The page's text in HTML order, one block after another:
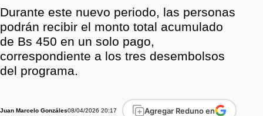
Durante este nuevo periodo, las personas
podrán recibir el monto total acumulado
de Bs 450 en un solo pago,
correspondiente a los tres desembolsos
del programa.
Juan Marcelo Gonzáles08/04/2026 20:17 Agregar Reduno en